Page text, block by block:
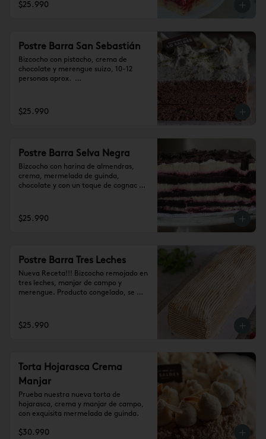
$25.990
Postre Barra San Sebastián
Bizcocho con pistacho, crema de
chocolate y merengue suizo, 10-12
personas aprox.
consumir.
$25.990
Postre Barra Selva Negra
Bizcocho con harina de almendras,
crema, mermelada de guinda,
chocolate y con un toque de cognac
$25.990
Postre Barra Tres Leches
Nueva Receta!!! Bizcocho remojado en
tres leches, manjar de campo y
merengue. Producto congelado, se
personas)
$25.990
Torta Hojarasca Crema
Manjar
Prueba nuestra nueva torta de
hojarasca, crema y manjar de campo,
con exquisita mermelada de guinda.
$30.990